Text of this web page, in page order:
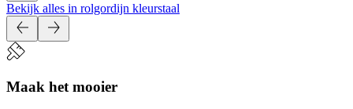
Bekijk alles in rolgordijn kleurstaal
Maak het mooier